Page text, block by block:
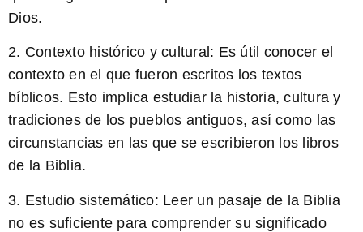
Dios.
2. Contexto histórico y cultural: Es útil conocer el
contexto en el que fueron escritos los textos
bíblicos. Esto implica estudiar la historia, cultura y
tradiciones de los pueblos antiguos, así como las
circunstancias en las que se escribieron los libros
de la Biblia.
3. Estudio sistemático: Leer un pasaje de la Biblia
no es suficiente para comprender su significado